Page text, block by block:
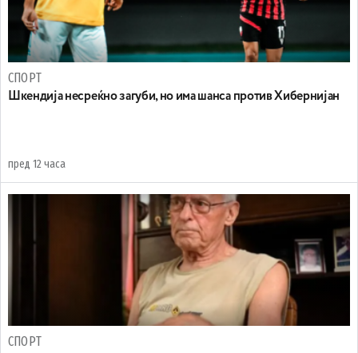
СПОРТ
Шкендија несреќно загуби, но има шанса против Хибернијан
пред 12 часа
СПОРТ